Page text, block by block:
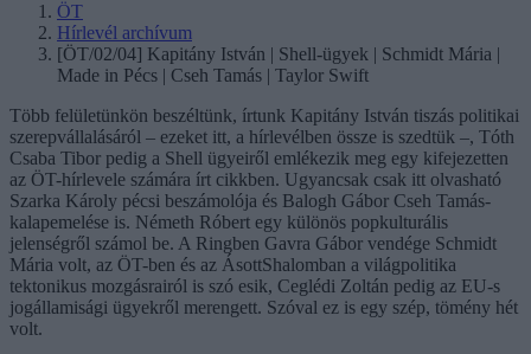
ÖT
Hírlevél archívum
[ÖT/02/04] Kapitány István | Shell-ügyek | Schmidt Mária |
Made in Pécs | Cseh Tamás | Taylor Swift
Több felületünkön beszéltünk, írtunk Kapitány István tiszás politikai
szerepvállalásáról – ezeket itt, a hírlevélben össze is szedtük –, Tóth
Csaba Tibor pedig a Shell ügyeiről emlékezik meg egy kifejezetten
az ÖT-hírlevele számára írt cikkben. Ugyancsak csak itt olvasható
Szarka Károly pécsi beszámolója és Balogh Gábor Cseh Tamás-
kalapemelése is. Németh Róbert egy különös popkulturális
jelenségről számol be. A Ringben Gavra Gábor vendége Schmidt
Mária volt, az ÖT-ben és az ÁsottShalomban a világpolitika
tektonikus mozgásrairól is szó esik, Ceglédi Zoltán pedig az EU-s
jogállamisági ügyekről merengett. Szóval ez is egy szép, tömény hét
volt.